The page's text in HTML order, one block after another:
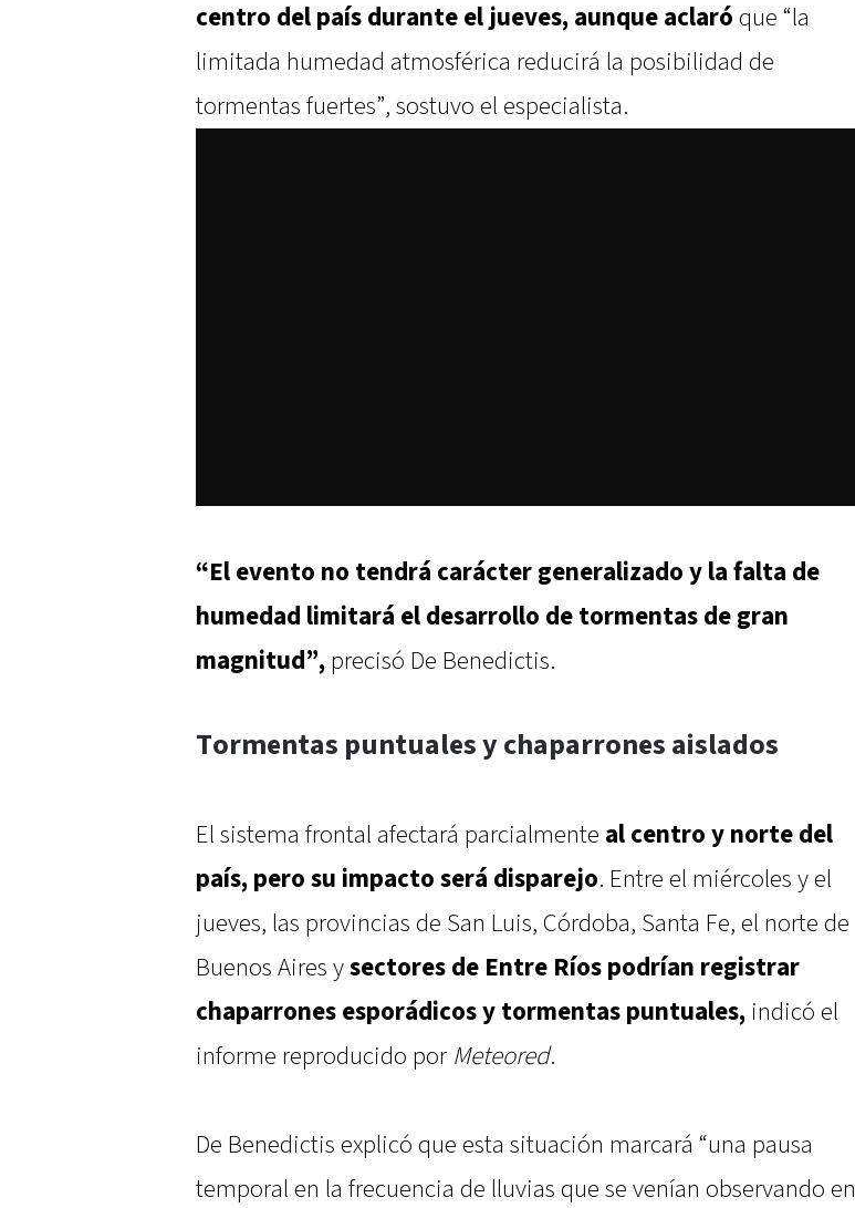
centro del país durante el jueves, aunque aclaró que “la
limitada humedad atmosférica reducirá la posibilidad de
tormentas fuertes”, sostuvo el especialista.
“El evento no tendrá carácter generalizado y la falta de
humedad limitará el desarrollo de tormentas de gran
magnitud”, precisó De Benedictis.
Tormentas puntuales y chaparrones aislados
El sistema frontal afectará parcialmente al centro y norte del
país, pero su impacto será disparejo. Entre el miércoles y el
jueves, las provincias de San Luis, Córdoba, Santa Fe, el norte de
Buenos Aires ysectores de Entre Ríos podrían registrar
chaparrones esporádicos y tormentas puntuales, indicó el
informe reproducido por Meteored.
De Benedictis explicó que esta situación marcará “una pausa
temporal en la frecuencia de lluvias que se venían observando en